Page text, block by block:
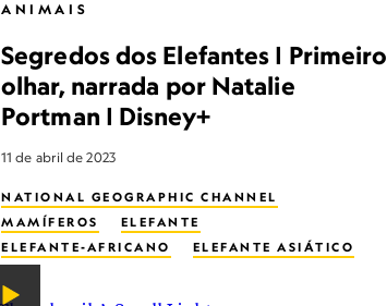
ANIMAIS
Segredos dos Elefantes | Primeiro
olhar, narrada por Natalie
Portman | Disney+
11 de abril de 2023
NATIONAL GEOGRAPHIC CHANNEL
MAMÍFEROS
ELEFANTE
ELEFANTE-AFRICANO
ELEFANTE ASIÁTICO
MUDANÇAS CLIMÁTICAS